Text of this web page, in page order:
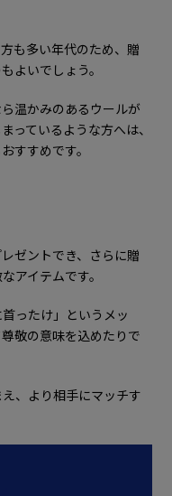
も多い年代のため、贈
よいでしょう。
温かみのあるウールが
っているような方へは、
すすめです。
ゼントでき、さらに贈
アイテムです。
ったけ」というメッ
敬の意味を込めたりで
、より相手にマッチす